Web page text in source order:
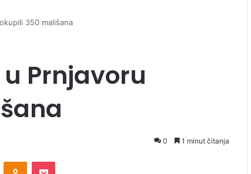
350 mališana
Prnjavoru
0 1 minut čitanja